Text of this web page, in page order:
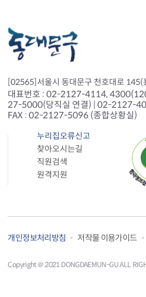
[02565]서울시 동대문구 천호대로 145(
대표번호 : 02-2127-4114,
27-5000(당직실 연결) | 02-2127-
FAX : 02-2127-5096 (종합상황실)
누리집오류신고
찾아오시는길
직원검색
원격지원
개인정보처리방침 저작물 이용가이드
Copyright＠ 2021 DONGDAEMUN-GU ALL